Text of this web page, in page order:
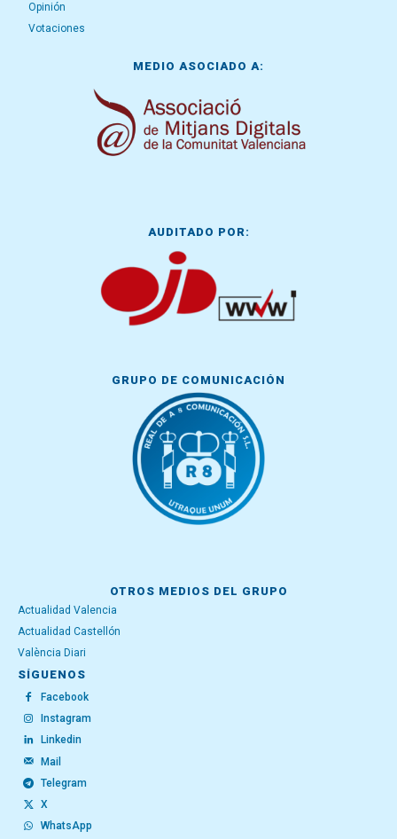
Opinión
Votaciones
MEDIO ASOCIADO A:
AUDITADO POR:
GRUPO DE COMUNICACIÓN
OTROS MEDIOS DEL GRUPO
Actualidad Valencia
Actualidad Castellón
València Diari
SÍGUENOS
Facebook
Instagram
Linkedin
Mail
Telegram
X
WhatsApp